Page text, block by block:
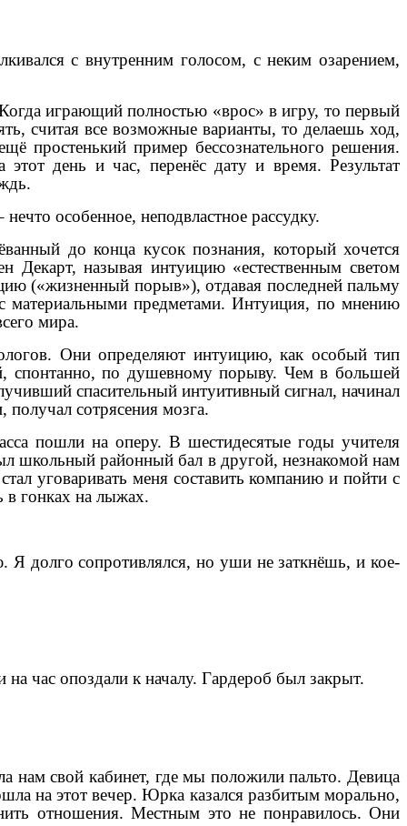
с внутренним голосом, с неким озарением,
играющий полностью «врос» в игру, то первый
считая все возможные варианты, то делаешь ход,
пример бессознательного решения.
день и час, перенёс дату и время. Результат
особенное, неподвластное рассудку.
до конца кусок познания, который хочется
Декарт, называя интуицию «естественным светом
(«жизненный порыв»), отдавая последней пальму
материальными предметами. Интуиция, по мнению
мира.
Они определяют интуицию, как особый тип
спонтанно, по душевному порыву. Чем в большей
спасительный интуитивный сигнал, начинал
сотрясения мозга.
пошли на оперу. В шестидесятые годы учителя
школьный районный бал в другой, незнакомой нам
уговаривать меня составить компанию и пойти с
в гонках на лыжах.
Я долго сопротивлялся, но уши не заткнёшь, и кое-
час опоздали к началу. Гардероб был закрыт.
нам свой кабинет, где мы положили пальто. Девица
на этот вечер. Юрка казался разбитым морально,
отношения. Местным это не понравилось. Они